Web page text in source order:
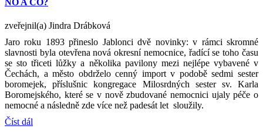
NO A CO?
zveřejnil(a) Jindra Drábková
Jaro roku 1893 přineslo Jablonci dvě novinky: v rámci skromné
slavnosti byla otevřena nová okresní nemocnice, řadící se toho času
se sto třiceti lůžky a několika pavilony mezi nejlépe vybavené v
Čechách, a město obdrželo cenný import v podobě sedmi sester
boromejek, příslušnic kongregace Milosrdných sester sv. Karla
Boromejského, které se v nově zbudované nemocnici ujaly péče o
nemocné a následně zde více než padesát let sloužily.
Číst dál